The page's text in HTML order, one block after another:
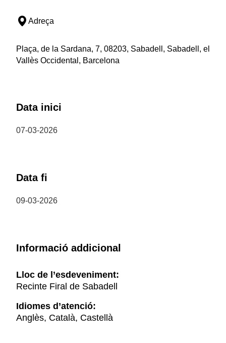
Adreça
Plaça, de la Sardana, 7, 08203, Sabadell, Sabadell, el
Vallès Occidental, Barcelona
Data inici
07-03-2026
Data fi
09-03-2026
Informació addicional
Lloc de l’esdeveniment:
Recinte Firal de Sabadell
Idiomes d’atenció:
Anglès, Català, Castellà